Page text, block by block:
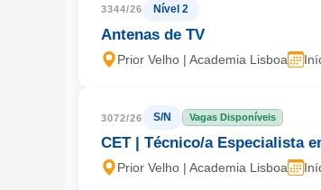
3344/26 Nível 2
Antenas de TV
Prior Velho | Academia Lisboa
3072/26 S/N Vagas Disponíveis
CET | Técnico/a Especialista
Prior Velho | Academia Lisboa